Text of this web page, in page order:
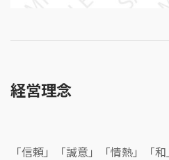
経営理念
「信頼」「誠意」「情熱」「